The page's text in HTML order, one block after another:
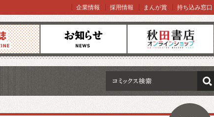
お知らせ オンラインショップ
企業情報 採用情報 まんが賞 持ち込み窓口
検索